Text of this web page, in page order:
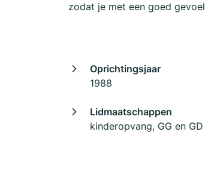
zodat je met een goed
Oprichtingsjaar
1988
Lidmaatschappen
kinderopvang, GG en GD